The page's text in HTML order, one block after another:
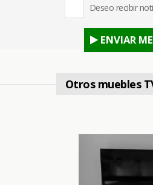
Deseo recibir
ENVIAR
Otros muebles